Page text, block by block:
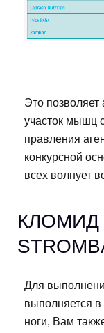
Это позволяет
участок мышц
правления
конкурсной
всех волнует
КЛОМИД
Для
выполняется
ноги, Вам